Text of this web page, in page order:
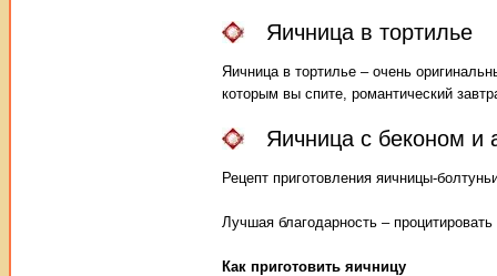
Яичница в тортилье
Яичница в тортилье – очень
которым вы спите, романтический
Яичница с беконом и
Рецепт приготовления яичницы-
Лучшая благодарность – процитировать
Как приготовить яичницу